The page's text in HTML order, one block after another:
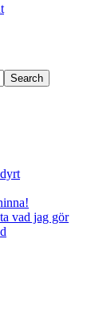
vad jag gör